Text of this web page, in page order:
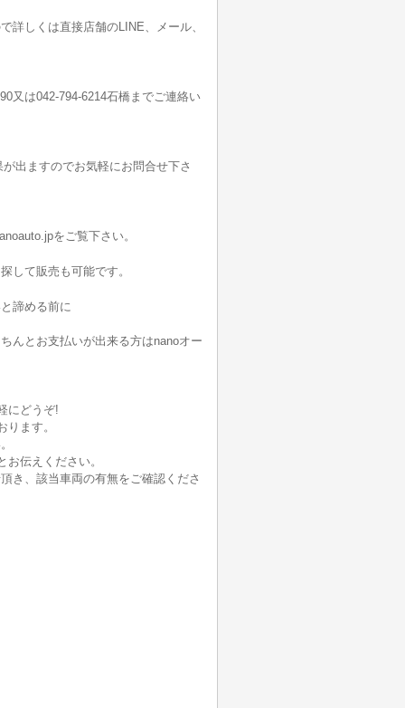
しくは直接店舗のLINE、メール、
又は042-794-6214石橋までご連絡い
出ますのでお気軽にお問合せ下さ
をご覧下さい。
して販売も可能です。
諦める前に
んとお支払いが出来る方はnanoオー
にどうぞ!
ます。
伝えください。
き、該当車両の有無をご確認くださ